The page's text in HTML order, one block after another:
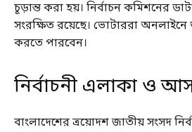
চূড়ান্ত করা হয়। নির্বাচন কমিশনের
সংরক্ষিত রয়েছে। ভোটাররা অনলাইনে
করতে পারবেন।
নির্বাচনী এলাকা ও
বাংলাদেশের ত্রয়োদশ জাতীয় সংসদ